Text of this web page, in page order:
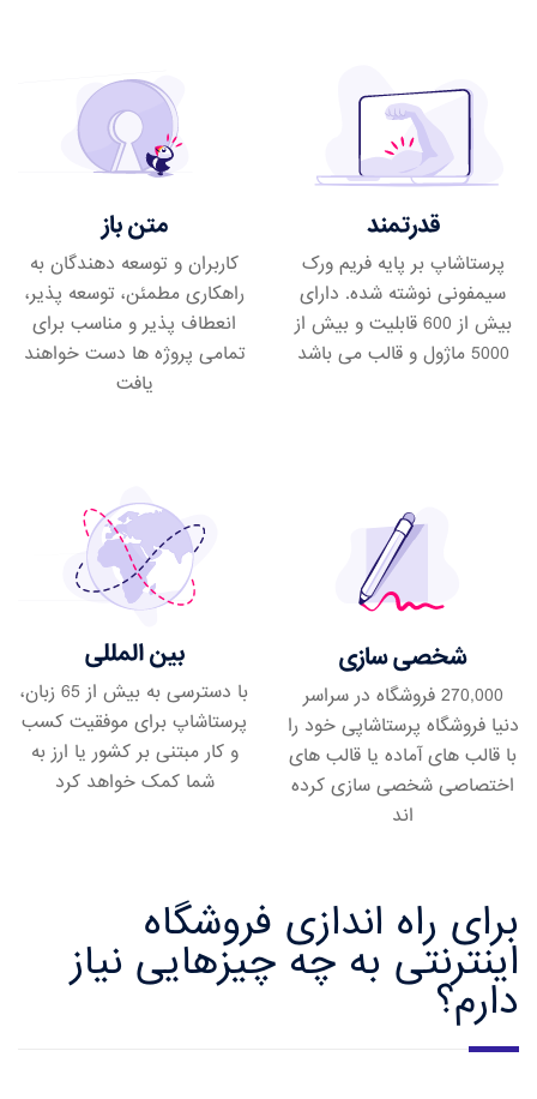
قدرتمند
پرستاشاپ بر پایه فریم ورک
سیمفونی نوشته شده. دارای
بیش از 600 قابلیت و بیش از
5000 ماژول و قالب می باشد
متن باز
کاربران و توسعه دهندگان به
راهکاری مطمئن، توسعه پذیر،
انعطاف پذیر و مناسب برای
تمامی پروژه ها دست خواهند
یافت
شخصی سازی
270,000 فروشگاه در سراسر
دنیا فروشگاه پرستاشاپی خود را
با قالب های آماده یا قالب های
اختصاصی شخصی سازی کرده
اند
بین المللی
با دسترسی به بیش از 65 زبان،
پرستاشاپ برای موفقیت کسب
و کار مبتنی بر کشور یا ارز به
شما کمک خواهد کرد
برای راه اندازی فروشگاه
اینترنتی به چه چیزهایی نیاز
دارم؟